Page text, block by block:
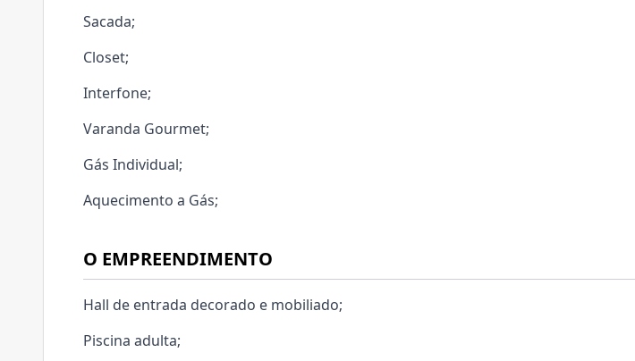
Sacada;
Closet;
Interfone;
Varanda Gourmet;
Gás Individual;
Aquecimento a Gás;
O EMPREENDIMENTO
Hall de entrada decorado e mobiliado;
Piscina adulta;